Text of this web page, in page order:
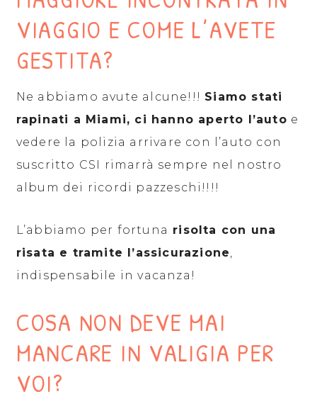
VIAGGIO E COME L’AVETE
GESTITA?
Ne abbiamo avute alcune!!! Siamo stati
rapinati a Miami, ci hanno aperto l’auto e
vedere la polizia arrivare con l’auto con
suscritto CSI rimarrà sempre nel nostro
album dei ricordi pazzeschi!!!!
L’abbiamo per fortuna risolta con una
risata e tramite l’assicurazione,
indispensabile in vacanza!
COSA NON DEVE MAI
MANCARE IN VALIGIA PER
VOI?